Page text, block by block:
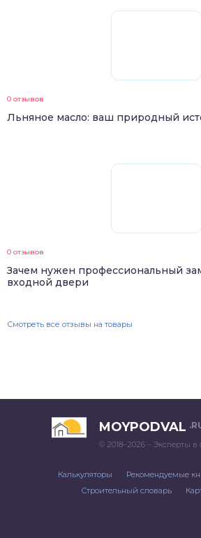
0 отзывов
Льняное масло: ваш природный
0 отзывов
Зачем нужен профессиональный
входной двери
Смотреть все отзывы на товары
MOYPODVAL
© 2018–2026 – Эксперты в
Калькуляторы Рекомендуемые
Строительный словарь